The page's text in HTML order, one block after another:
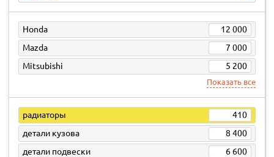
Honda
12 000
Mazda
7 000
Mitsubishi
5 200
Показать все
радиаторы
410
детали кузова
8 400
детали подвески
6 600